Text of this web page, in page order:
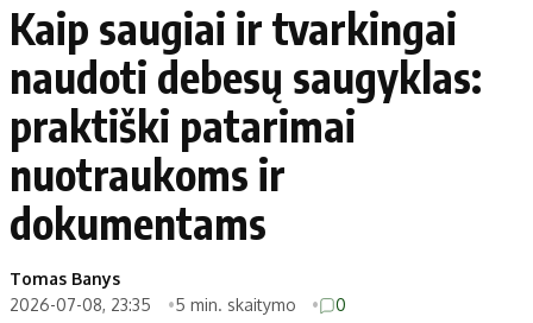
Kaip saugiai ir tvarkingai
naudoti debesų saugyklas:
praktiški patarimai
nuotraukoms ir
dokumentams
Tomas Banys
2026-07-08, 23:35
5 min. skaitymo 0